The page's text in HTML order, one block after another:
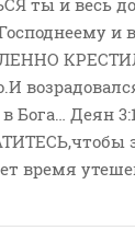
Бога… Деян
время